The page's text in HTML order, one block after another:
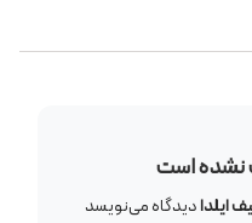
نشده است
ایلدادیدگاه می‌نویسد